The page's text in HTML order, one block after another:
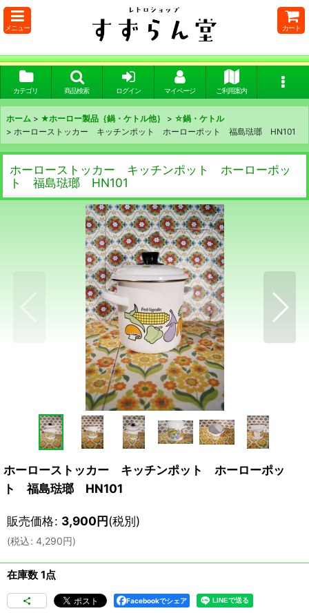
メニュー カート
カテゴリ 商品検索 ログイン マイページ ご利用案内
ホーム > ★ホーロー製品｛鍋・ケトル他｝ > ☆鍋・ケトル
> ホーローストッカー キッチンポット ホーローポット 福島琺瑯 HN101
ホーローストッカー キッチンポット ホーローポッ
ト 福島琺瑯 HN101
ホーローストッカー キッチンポット ホーローポッ
ト 福島琺瑯 HN101
販売価格: 3,900円(税別)
(税込: 4,290円)
在庫数 1点
Facebookでシェア